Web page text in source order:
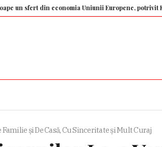
din economia Uniunii Europene, potrivit Eurostat.
și De Casă, Cu Sinceritate și Mult Curaj